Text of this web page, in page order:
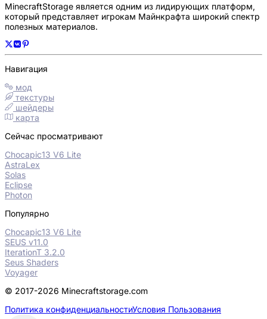
MinecraftStorage является одним из лидирующих платформ,
который представляет игрокам Майнкрафта широкий спектр
полезных материалов.
Навигация
мод
текстуры
шейдеры
карта
Сейчас просматривают
Chocapic13 V6 Lite
AstraLex
Solas
Eclipse
Photon
Популярно
Chocapic13 V6 Lite
SEUS v11.0
IterationT 3.2.0
Seus Shaders
Voyager
© 2017-2026 Minecraftstorage.com
Политика конфиденциальностиУсловия Пользования